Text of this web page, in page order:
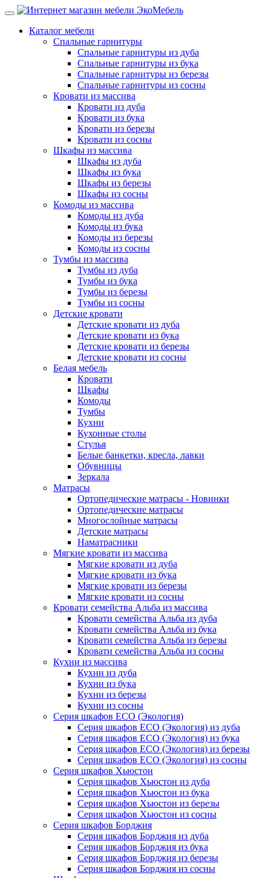
Каталог мебели
Спальные гарнитуры
Спальные гарнитуры из дуба
Спальные гарнитуры из бука
Спальные гарнитуры из березы
Спальные гарнитуры из сосны
Кровати из массива
Кровати из дуба
Кровати из бука
Кровати из березы
Кровати из сосны
Шкафы из массива
Шкафы из дуба
Шкафы из бука
Шкафы из березы
Шкафы из сосны
Комоды из массива
Комоды из дуба
Комоды из бука
Комоды из березы
Комоды из сосны
Тумбы из массива
Тумбы из дуба
Тумбы из бука
Тумбы из березы
Тумбы из сосны
Детские кровати
Детские кровати из дуба
Детские кровати из бука
Детские кровати из березы
Детские кровати из сосны
Белая мебель
Кровати
Шкафы
Комоды
Тумбы
Кухни
Кухонные столы
Стулья
Белые банкетки, кресла, лавки
Обувницы
Зеркала
Матрасы
Ортопедические матрасы - Новинки
Ортопедические матрасы
Многослойные матрасы
Детские матрасы
Наматрасники
Мягкие кровати из массива
Мягкие кровати из дуба
Мягкие кровати из бука
Мягкие кровати из березы
Мягкие кровати из сосны
Кровати семейства Альба из массива
Кровати семейства Альба из дуба
Кровати семейства Альба из бука
Кровати семейства Альба из березы
Кровати семейства Альба из сосны
Кухни из массива
Кухни из дуба
Кухни из бука
Кухни из березы
Кухни из сосны
Серия шкафов ECO (Экология)
Серия шкафов ECO (Экология) из дуба
Серия шкафов ECO (Экология) из бука
Серия шкафов ECO (Экология) из березы
Серия шкафов ECO (Экология) из сосны
Серия шкафов Хьюстон
Серия шкафов Хьюстон из дуба
Серия шкафов Хьюстон из бука
Серия шкафов Хьюстон из березы
Серия шкафов Хьюстон из сосны
Серия шкафов Борджия
Серия шкафов Борджия из дуба
Серия шкафов Борджия из бука
Серия шкафов Борджия из березы
Серия шкафов Борджия из сосны